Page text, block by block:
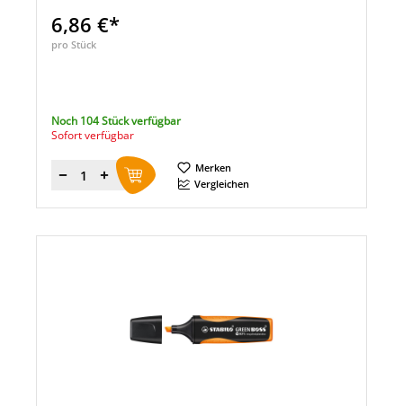
6,86 €*
pro Stück
Noch 104 Stück verfügbar
Sofort verfügbar
Menge
Merken
Vergleichen